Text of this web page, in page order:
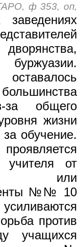
ф 353, оп,
буржуазии.
за общего
жизни
обучение.
от
или
№№ 10
против
учащихся